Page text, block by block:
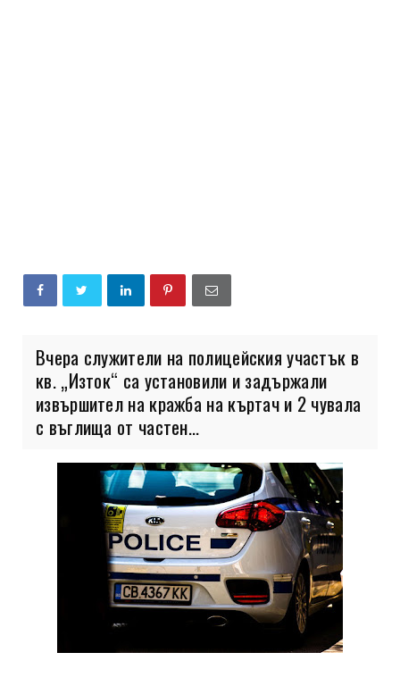
Вчера служители на полицейския участък в
кв. „Изток“ са установили и задържали
извършител на кражба на къртач и 2 чувала
с въглища от частен...